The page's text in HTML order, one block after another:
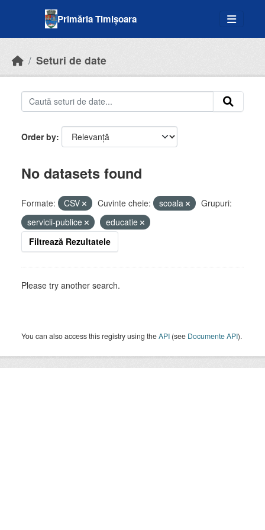
Primăria Timișoara
Seturi de date
Order by
No datasets found
Formate: CSV Cuvinte cheie: scoala
Grupuri:
servicii-publice
educatie
Filtrează Rezultatele
Please try another search.
You can also access this registry using theAPI (see Documente API).